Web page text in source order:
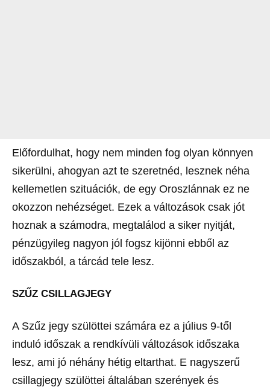
Előfordulhat, hogy nem minden fog olyan könnyen
sikerülni, ahogyan azt te szeretnéd, lesznek néha
kellemetlen szituációk, de egy Oroszlánnak ez ne
okozzon nehézséget. Ezek a változások csak jót
hoznak a számodra, megtalálod a siker nyitját,
pénzügyileg nagyon jól fogsz kijönni ebből az
időszakból, a tárcád tele lesz.
SZŰZ CSILLAGJEGY
A Szűz jegy szülöttei számára ez a július 9-től
induló időszak a rendkívüli változások időszaka
lesz, ami jó néhány hétig eltarthat. E nagyszerű
csillagjegy szülöttei általában szerények és